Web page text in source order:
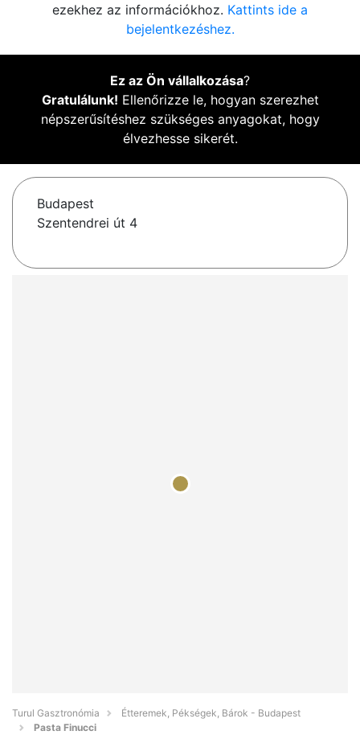
ezekhez az információkhoz. Kattints ide a
bejelentkezéshez.
Ez az Ön vállalkozása?
Gratulálunk! Ellenőrizze le, hogyan szerezhet
népszerűsítéshez szükséges anyagokat, hogy
élvezhesse sikerét.
Budapest
Szentendrei út 4
Turul Gasztronómia
Étteremek, Pékségek, Bárok - Budapest
Pasta Finucci